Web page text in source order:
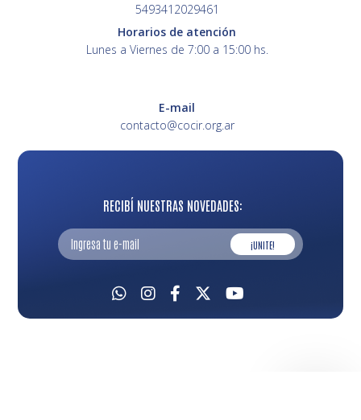
RECIBÍ NUESTRAS NOVEDADES:
¡UNITE!
5493412029461
Horarios de atención
Lunes a Viernes de 7:00 a 15:00 hs.
E-mail
contacto@cocir.org.ar